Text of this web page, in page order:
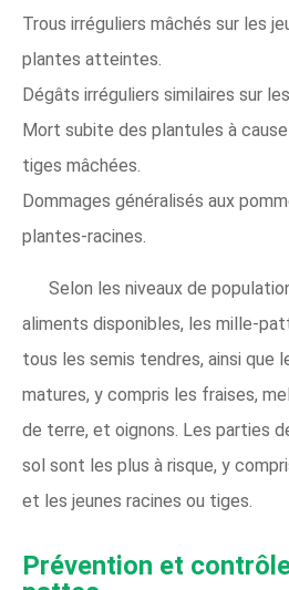
Trous irréguliers mâchés sur les
plantes atteintes.
Dégâts irréguliers similaires sur
Mort subite des plantules à
tiges mâchées.
Dommages généralisés aux
plantes-racines.
Selon les niveaux de
aliments disponibles, les mille-
tous les semis tendres, ainsi que
matures, y compris les fraises,
de terre, et oignons. Les parties
sol sont les plus à risque, y
et les jeunes racines ou tiges.
Prévention et